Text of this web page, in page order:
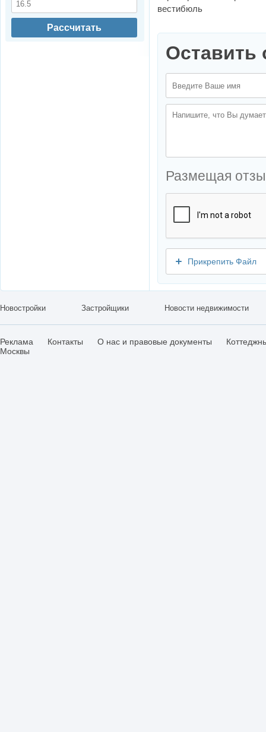
вестибюль
Оставить
Размещая
Прикрепить Файл
Рассчитать
Новостройки Застройщики Новости недвижимости
Реклама Контакты О нас и правовые документы
Москвы